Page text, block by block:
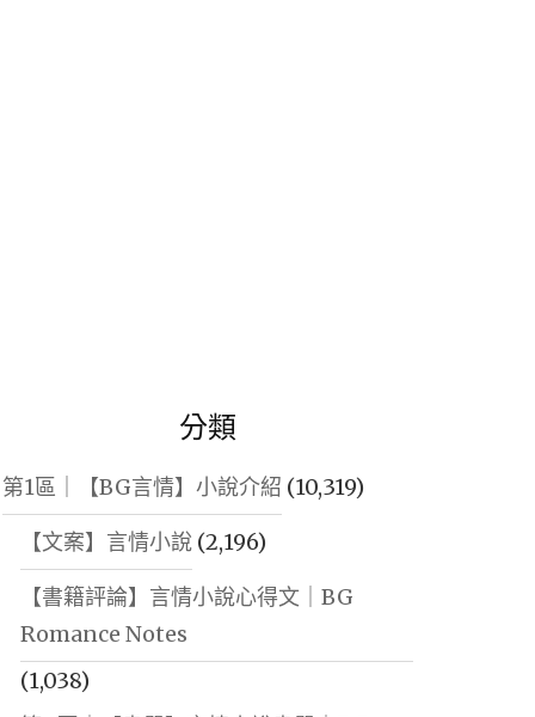
分類
第1區｜【BG言情】小說介紹 (10,319)
【文案】言情小說(2,196)
【書籍評論】言情小說心得文｜BG
Romance Notes
(1,038)